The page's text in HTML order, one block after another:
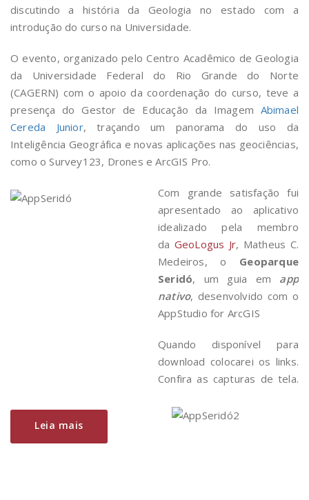
discutindo a história da Geologia no estado com a
introdução do curso na Universidade.
O evento, organizado pelo Centro Acadêmico de Geologia
da Universidade Federal do Rio Grande do Norte
(CAGERN) com o apoio da coordenação do curso, teve a
presença do Gestor de Educação da Imagem Abimael
Cereda Junior, traçando um panorama do uso da
Inteligência Geográfica e novas aplicações nas geociências,
como o Survey123, Drones e ArcGIS Pro.
Com grande satisfação fui
apresentado ao aplicativo
idealizado pela membro
da GeoLogus Jr, Matheus C.
Medeiros, o Geoparque
Seridó, um guia em app
nativo, desenvolvido com o
AppStudio for ArcGIS
Quando disponível para
download colocarei os links.
Confira as capturas de tela.
Leia mais